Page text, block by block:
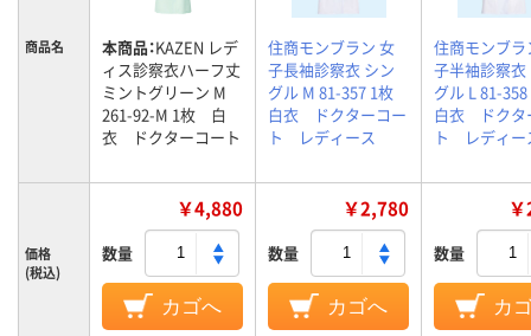
商品名 本商品：KAZEN レデ
ィス診察衣ハーフ丈
ミントグリーン M
261-92-M 1枚 白
衣 ドクターコート
住商モンブラン 女
子長袖診察衣 シン
グル M 81-357 1枚
白衣 ドクターコー
ト レディース
住商モンブラ
子半袖診察衣
グル L 81-
白衣 ドクタ
ト レディー
価格
(税込)
￥4,880
数量
カゴへ
￥2,780
数量
カゴへ
数量
カ